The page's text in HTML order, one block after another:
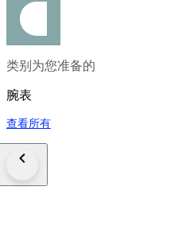
类别为您准备的
腕表
查看所有